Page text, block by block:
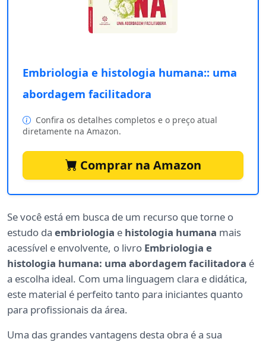
Embriologia e histologia humana:: uma
abordagem facilitadora
Confira os detalhes completos e o preço atual
diretamente na Amazon.
Comprar na Amazon
Se você está em busca de um recurso que torne o
estudo da embriologia e histologia humana mais
acessível e envolvente, o livro Embriologia e
histologia humana: uma abordagem facilitadora é
a escolha ideal. Com uma linguagem clara e didática,
este material é perfeito tanto para iniciantes quanto
para profissionais da área.
Uma das grandes vantagens desta obra é a sua